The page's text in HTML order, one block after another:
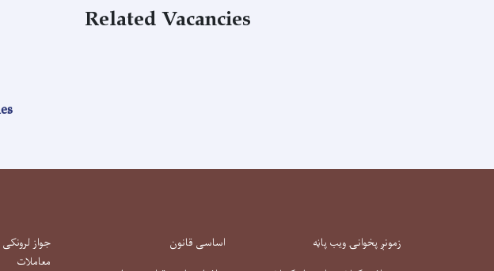
Related Vacancies
زمونږ پخوانۍ ویب پاڼه
اساسی قانون
جواز
معاملات